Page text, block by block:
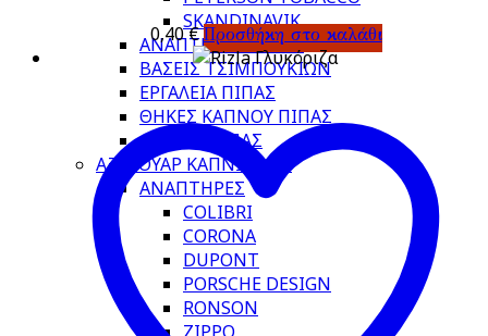
SKANDINAVIK
ΑΝΑΠΤΗΡΕΣ ΠΙΠΑΣ
ΒΑΣΕΙΣ ΤΣΙΜΠΟΥΚΙΩΝ
ΕΡΓΑΛΕΙΑ ΠΙΠΑΣ
ΘΗΚΕΣ ΚΑΠΝΟΥ ΠΙΠΑΣ
ΦΙΛΤΡΑ ΠΙΠΑΣ
ΑΞΕΣΟΥΑΡ ΚΑΠΝΙΣΤΩΝ
ΑΝΑΠΤΗΡΕΣ
COLIBRI
CORONA
DUPONT
PORSCHE DESIGN
RONSON
0,40€ Προσθήκη στο καλάθι